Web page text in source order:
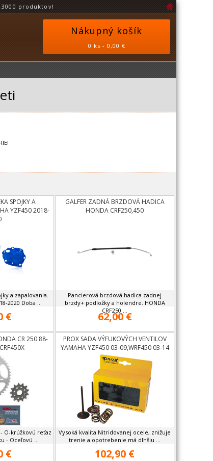
produktov!
Nákupný košík
0 ks - 0,00 €
SPOJKY A
YZF450 2018-
a zapalovania.
2020 Doba ...
€
GALFER ZADNÁ BRZDOVÁ HADICA
HONDA CRF250,450
Pancierová brzdová hadica zadnej
brzdy+ podložky a holendre. HONDA
CRF250 ...
62,00 €
CR 250 88-
O-krúžkovú reťaz
- Oceľovú ...
€
PROX SADA VÝFUKOVÝCH VENTILOV
YAMAHA YZF450 03-09,WRF450 03-14
Vysoká kvalita Nitridovanej ocele, znižuje
trenie a opotrebenie má dlhšiu ...
102,90 €